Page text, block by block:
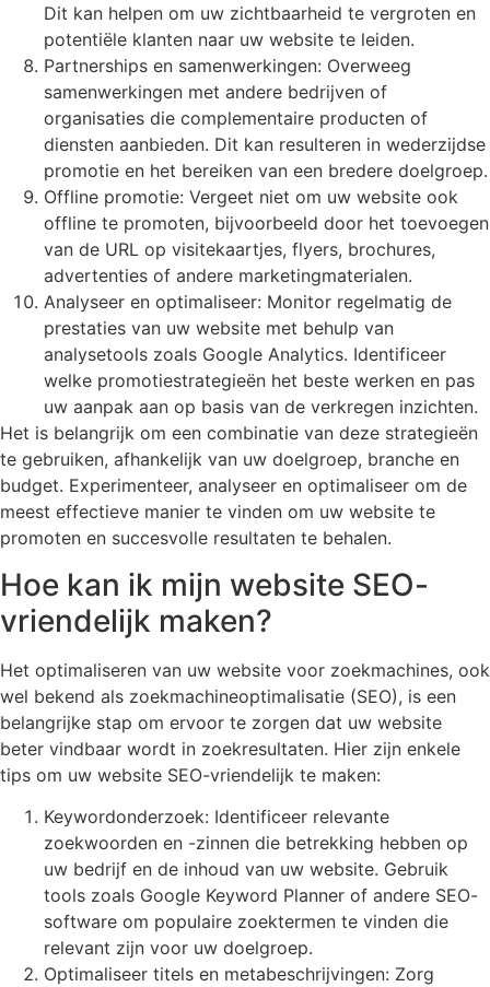
Dit kan helpen om uw zichtbaarheid te vergroten en
potentiële klanten naar uw website te leiden.
Partnerships en samenwerkingen: Overweeg
samenwerkingen met andere bedrijven of
organisaties die complementaire producten of
diensten aanbieden. Dit kan resulteren in wederzijdse
promotie en het bereiken van een bredere doelgroep.
Offline promotie: Vergeet niet om uw website ook
offline te promoten, bijvoorbeeld door het toevoegen
van de URL op visitekaartjes, flyers, brochures,
advertenties of andere marketingmaterialen.
Analyseer en optimaliseer: Monitor regelmatig de
prestaties van uw website met behulp van
analysetools zoals Google Analytics. Identificeer
welke promotiestrategieën het beste werken en pas
uw aanpak aan op basis van de verkregen inzichten.
Het is belangrijk om een combinatie van deze strategieën
te gebruiken, afhankelijk van uw doelgroep, branche en
budget. Experimenteer, analyseer en optimaliseer om de
meest effectieve manier te vinden om uw website te
promoten en succesvolle resultaten te behalen.
Hoe kan ik mijn website SEO-
vriendelijk maken?
Het optimaliseren van uw website voor zoekmachines, ook
wel bekend als zoekmachineoptimalisatie (SEO), is een
belangrijke stap om ervoor te zorgen dat uw website
beter vindbaar wordt in zoekresultaten. Hier zijn enkele
tips om uw website SEO-vriendelijk te maken:
Keywordonderzoek: Identificeer relevante
zoekwoorden en -zinnen die betrekking hebben op
uw bedrijf en de inhoud van uw website. Gebruik
tools zoals Google Keyword Planner of andere SEO-
software om populaire zoektermen te vinden die
relevant zijn voor uw doelgroep.
Optimaliseer titels en metabeschrijvingen: Zorg